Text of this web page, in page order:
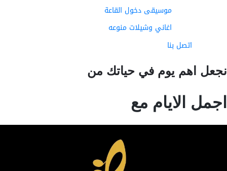
موسيقى دخول القاعة
اغاني وشيلات منوعه
اتصل بنا
اهم يوم في حياتك من
الايام مع